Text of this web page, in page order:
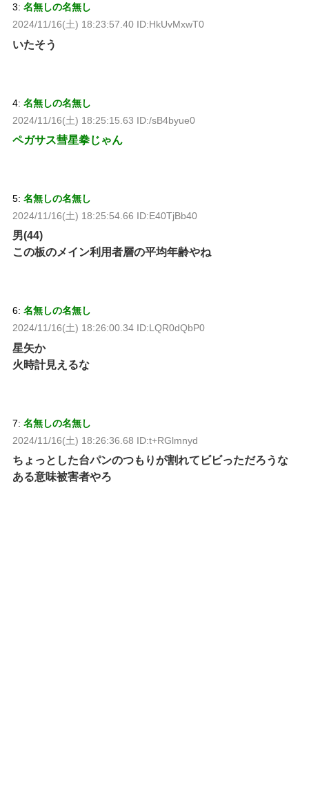
3: 名無しの名無し
2024/11/16(土) 18:23:57.40 ID:HkUvMxwT0
いたそう
4: 名無しの名無し
2024/11/16(土) 18:25:15.63 ID:/sB4byue0
ペガサス彗星拳じゃん
5: 名無しの名無し
2024/11/16(土) 18:25:54.66 ID:E40TjBb40
男(44)
この板のメイン利用者層の平均年齢やね
6: 名無しの名無し
2024/11/16(土) 18:26:00.34 ID:LQR0dQbP0
星矢か
火時計見えるな
7: 名無しの名無し
2024/11/16(土) 18:26:36.68 ID:t+RGlmnyd
ちょっとした台パンのつもりが割れてビビっただろうな
ある意味被害者やろ